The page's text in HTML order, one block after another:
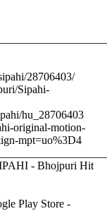
28706403/
Sipahi-
hu_28706403
original-motion-
mpt=uo%3D4
- Bhojpuri Hit
Play Store -